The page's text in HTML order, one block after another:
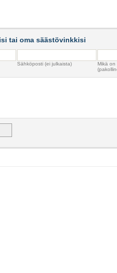
tai oma säästövinkkisi
Sähköposti (ei julkaista)
Mikä